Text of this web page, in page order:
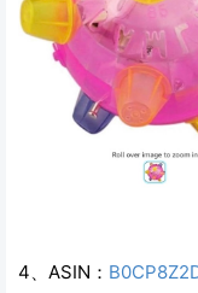
4、ASIN：